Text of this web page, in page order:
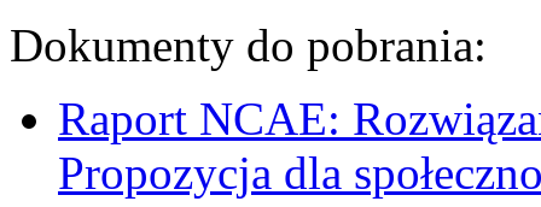
Dokumenty do pobrania:
Raport NCAE:
Propozycja dla